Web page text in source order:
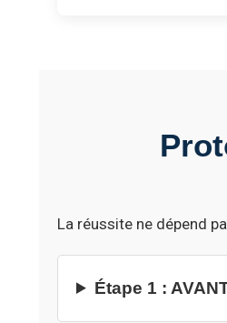
La réussite ne dépend
Étape 1 :